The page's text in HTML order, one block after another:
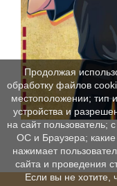
Продолжая
обработку файлов
местоположении; тип
устройства и
на сайт пользователь;
ОС и Браузера; какие
нажимает
сайта и проведения
Если вы не хотите,